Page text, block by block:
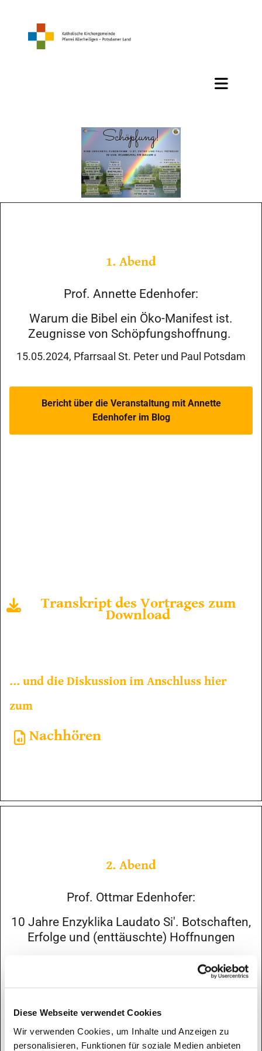
Diese Webseite verwendet Cookies
Wir verwenden Cookies, um Inhalte und Anzeigen zu
personalisieren, Funktionen für soziale Medien anbieten
1. Abend
Prof. Annette Edenhofer:
Warum die Bibel ein Öko-Manifest ist.
Zeugnisse von Schöpfungshoffnung.
15.05.2024, Pfarrsaal St. Peter und Paul Potsdam
Bericht über die Veranstaltung mit Annette
Edenhofer im Blog
Transkript des Vortrages zum
Download
... und die Diskussion im Anschluss hier
zum
Nachhören
2. Abend
Prof. Ottmar Edenhofer:
10 Jahre Enzyklika Laudato Si'. Botschaften,
Erfolge und (enttäuschte) Hoffnungen
Bericht über die Veranstaltung mit Ottmar